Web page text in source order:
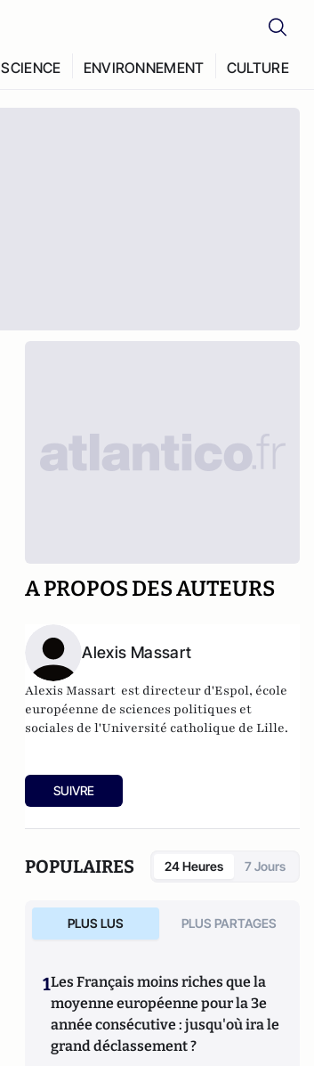
SCIENCE ENVIRONNEMENT CULTURE
A PROPOS DES AUTEURS
Alexis Massart
Alexis Massart est directeur d'Espol, école
européenne de sciences politiques et
sociales de l'Université catholique de Lille.
SUIVRE
POPULAIRES 24 Heures 7 Jours
PLUS LUS PLUS PARTAGES
1Les Français moins riches que la
moyenne européenne pour la 3e
année consécutive : jusqu'où ira le
grand déclassement ?